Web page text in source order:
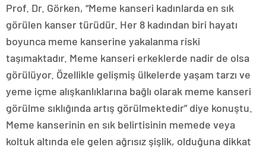
Prof. Dr. Görken, “Meme kanseri kadınlarda en sık
görülen kanser türüdür. Her 8 kadından biri hayatı
boyunca meme kanserine yakalanma riski
taşımaktadır. Meme kanseri erkeklerde nadir de olsa
görülüyor. Özellikle gelişmiş ülkelerde yaşam tarzı ve
yeme içme alışkanlıklarına bağlı olarak meme kanseri
görülme sıklığında artış görülmektedir” diye konuştu.
Meme kanserinin en sık belirtisinin memede veya
koltuk altında ele gelen ağrısız şişlik, olduğuna dikkat